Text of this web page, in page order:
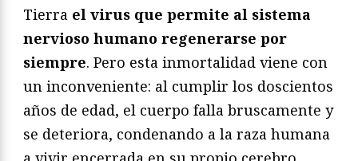
Tierra el virus que permite al sistema
nervioso humano regenerarse por
siempre. Pero esta inmortalidad viene con
un inconveniente: al cumplir los doscientos
años de edad, el cuerpo falla bruscamente y
se deteriora, condenando a la raza humana